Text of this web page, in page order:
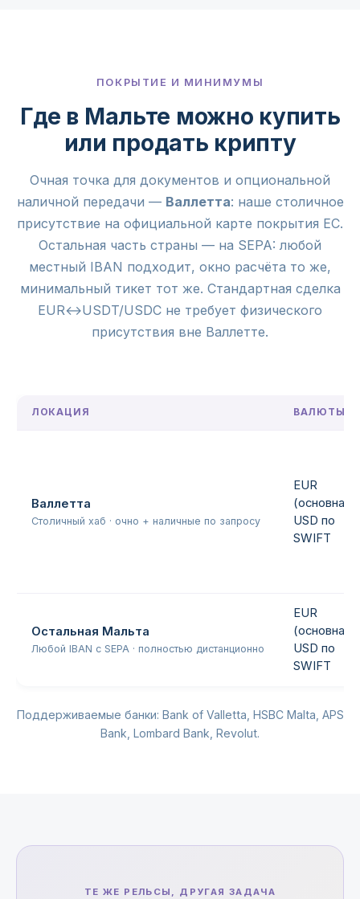
ПОКРЫТИЕ И МИНИМУМЫ
Где в Мальте можно купить
или продать крипту
Очная точка для документов и опциональной
наличной передачи — Валлетта: наше столичное
присутствие на официальной карте покрытия ЕС.
Остальная часть страны — на SEPA: любой
местный IBAN подходит, окно расчёта то же,
минимальный тикет тот же. Стандартная сделка
EUR↔USDT/USDC не требует физического
присутствия вне Валлетте.
ЛОКАЦИЯ ВАЛЮТЫ
Валлетта
Столичный хаб · очно + наличные по запросу
EUR
(основная),
USD по
SWIFT
Остальная Мальта
Любой IBAN с SEPA · полностью дистанционно
EUR
(основная),
USD по
SWIFT
Поддерживаемые банки: Bank of Valletta, HSBC Malta, APS
Bank, Lombard Bank, Revolut.
ТЕ ЖЕ РЕЛЬСЫ, ДРУГАЯ ЗАДАЧА